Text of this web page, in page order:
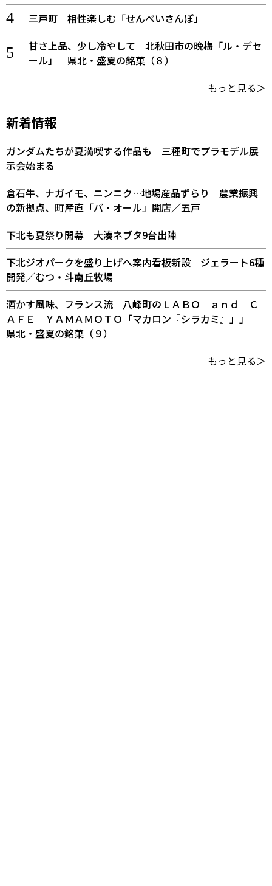
三戸町 相性楽しむ「せんべいさんぽ」
甘さ上品、少し冷やして 北秋田市の晩梅「ル・デセ
ール」 県北・盛夏の銘菓（８）
もっと見る＞
新着情報
ガンダムたちが夏満喫する作品も 三種町でプラモデル展
示会始まる
倉石牛、ナガイモ、ニンニク…地場産品ずらり 農業振興
の新拠点、町産直「バ・オール」開店／五戸
下北も夏祭り開幕 大湊ネブタ9台出陣
下北ジオパークを盛り上げへ案内看板新設 ジェラート6種
開発／むつ・斗南丘牧場
酒かす風味、フランス流 八峰町のＬＡＢＯ ａｎｄ Ｃ
ＡＦＥ ＹＡＭＡＭＯＴＯ「マカロン『シラカミ』」」
県北・盛夏の銘菓（９）
もっと見る＞